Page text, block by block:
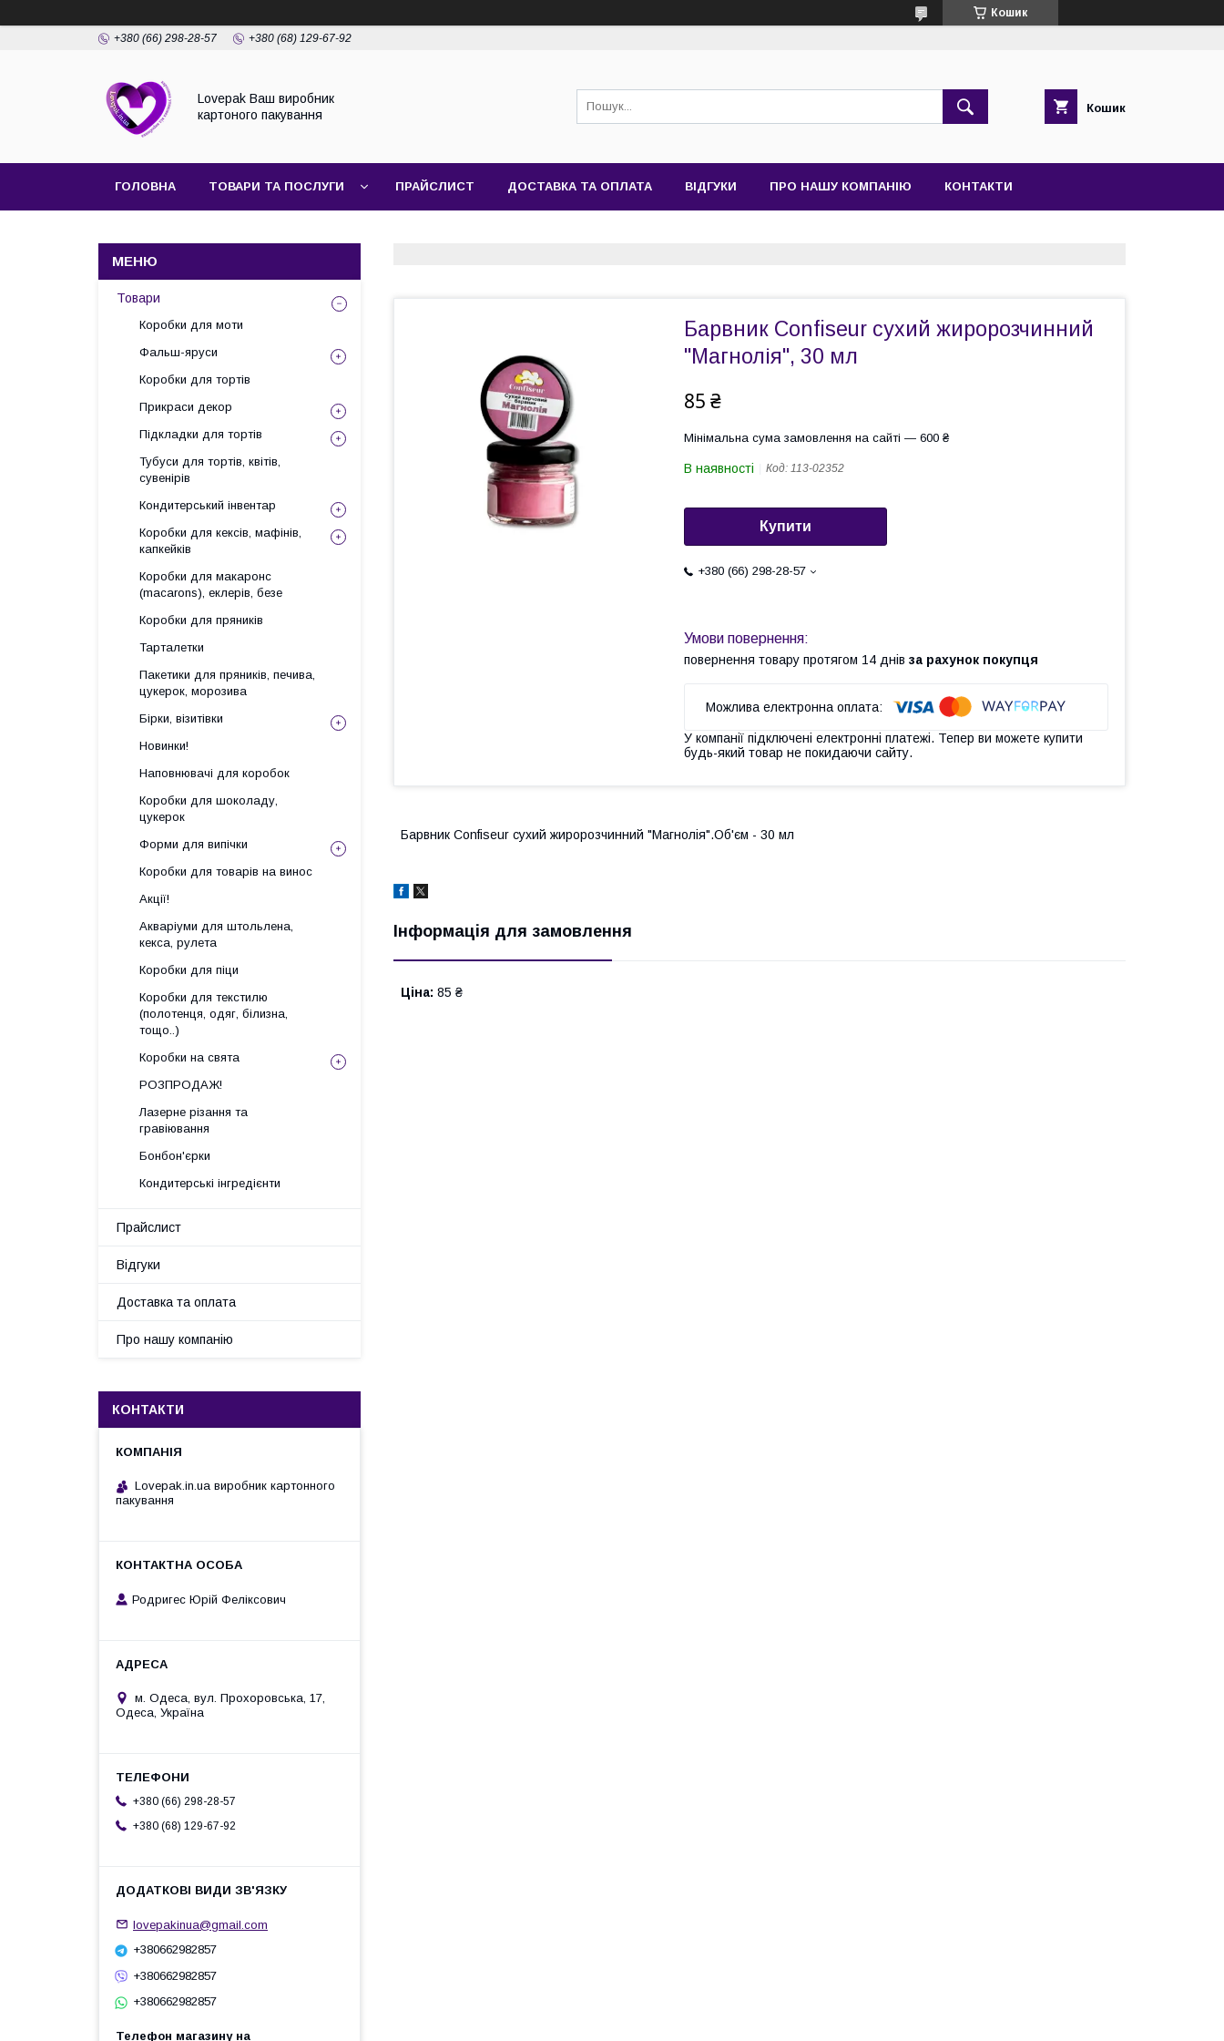
Кошик
+380 (66) 298-28-57 +380 (68) 129-67-92
Lovepak Ваш виробник
картоного пакування
Кошик
ГОЛОВНА ТОВАРИ ТА ПОСЛУГИ ПРАЙСЛИСТ ДОСТАВКА ТА ОПЛАТА ВІДГУКИ ПРО НАШУ КОМПАНІЮ КОНТАКТИ
Барвник Confiseur сухий жиророзчинний
"Магнолія", 30 мл
85 ₴
Мінімальна сума замовлення на сайті — 600 ₴
В наявності Код: 113-02352
Купити
+380 (66) 298-28-57
повернення товару протягом 14 днів за рахунок покупця
У компанії підключені електронні платежі. Тепер ви можете купити
будь-який товар не покидаючи сайту.
Барвник Confiseur сухий жиророзчинний "Магнолія".Об'єм - 30 мл
Інформація для замовлення
Ціна: 85 ₴
Товари
Коробки для моти
Фальш-яруси
Коробки для тортів
Прикраси декор
Підкладки для тортів
Тубуси для тортів, квітів,
сувенірів
Кондитерський інвентар
Коробки для кексів, мафінів,
капкейків
Коробки для макаронс
(macarons), еклерів, безе
Коробки для пряників
Тарталетки
Пакетики для пряників, печива,
цукерок, морозива
Бірки, візитівки
Новинки!
Наповнювачі для коробок
Коробки для шоколаду,
цукерок
Форми для випічки
Коробки для товарів на винос
Акції!
Акваріуми для штольлена,
кекса, рулета
Коробки для піци
Коробки для текстилю
(полотенця, одяг, білизна,
тощо..)
Коробки на свята
РОЗПРОДАЖ!
Лазерне різання та
гравіювання
Бонбон'єрки
Кондитерські інгредієнти
Прайслист
Відгуки
Доставка та оплата
Про нашу компанію
КОНТАКТИ
Lovepak.in.ua виробник картонного
пакування
Родригес Юрій Феліксович
м. Одеса, вул. Прохоровська, 17,
Одеса, Україна
+380 (66) 298-28-57
+380 (68) 129-67-92
lovepakinua@gmail.com
+380662982857
+380662982857
+380662982857
Телефон магазину на